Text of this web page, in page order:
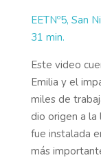
EETNº5, San
31 min.
Este video
Emilia y el
miles de
dio origen a la
fue instalada
más